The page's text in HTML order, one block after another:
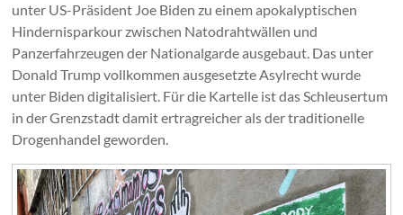
unter US-Präsident Joe Biden zu einem apokalyptischen
Hindernisparkour zwischen Natodrahtwällen und
Panzerfahrzeugen der Nationalgarde ausgebaut. Das unter
Donald Trump vollkommen ausgesetzte Asylrecht wurde
unter Biden digitalisiert. Für die Kartelle ist das Schleusertum
in der Grenzstadt damit ertragreicher als der traditionelle
Drogenhandel geworden.